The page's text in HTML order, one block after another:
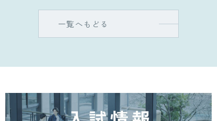
一覧へもどる